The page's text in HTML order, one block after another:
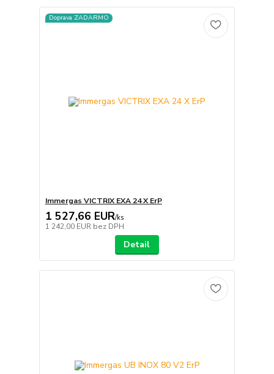
Doprava ZADARMO
Immergas VICTRIX EXA 24 X ErP
1 527,66 EUR/ks
1 242,00 EUR bez DPH
Detail